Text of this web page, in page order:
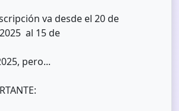
va desde el 20 de
al 15 de
2025, pero...